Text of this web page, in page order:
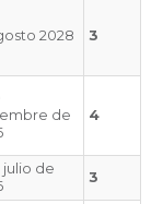
2028 3
de
4
julio de
3